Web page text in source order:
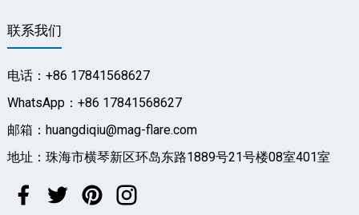
联系我们
电话：+86 17841568627
WhatsApp：+86 17841568627
邮箱：huangdiqiu@mag-flare.com
地址：珠海市横琴新区环岛东路1889号21号楼08室401室